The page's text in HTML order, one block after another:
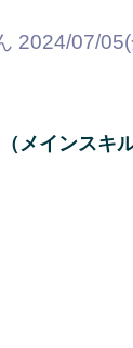
2024/07/
メインスキ